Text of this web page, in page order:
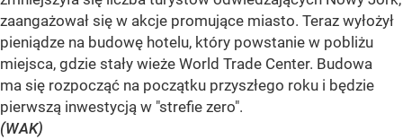
zaangażował się w akcje promujące miasto. Teraz wyłożył
pieniądze na budowę hotelu, który powstanie w pobliżu
miejsca, gdzie stały wieże World Trade Center. Budowa
ma się rozpocząć na początku przyszłego roku i będzie
pierwszą inwestycją w "strefie zero".
(WAK)